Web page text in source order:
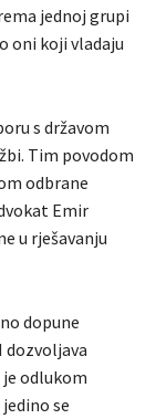
jednoj grupi
oni koji vladaju
s državom
Tim povodom
odbrane
Emir
u rješavanju
dopune
dozvoljava
odlukom
se